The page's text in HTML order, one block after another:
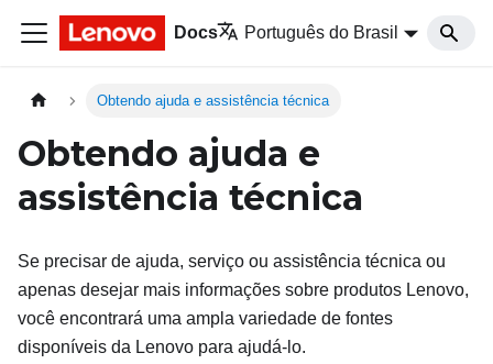
Docs Português do Brasil
Obtendo ajuda e assistência técnica
Obtendo ajuda e
assistência técnica
Se precisar de ajuda, serviço ou assistência técnica ou
apenas desejar mais informações sobre produtos Lenovo,
você encontrará uma ampla variedade de fontes
disponíveis da Lenovo para ajudá-lo.